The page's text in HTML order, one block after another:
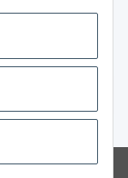
Abonnieren